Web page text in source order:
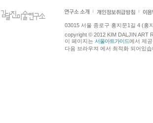
03015 서울 종로구 홍지문1길 4 (홍
copyright © 2012 KIM DALJIN ART
이 페이지는 서울아트가이드에서 제
다음 브라우져 에서 최적화 되어있